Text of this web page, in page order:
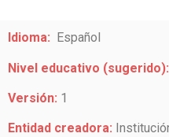
Idioma: Español
Nivel educativo (sugerido):
Versión: 1
Entidad creadora: